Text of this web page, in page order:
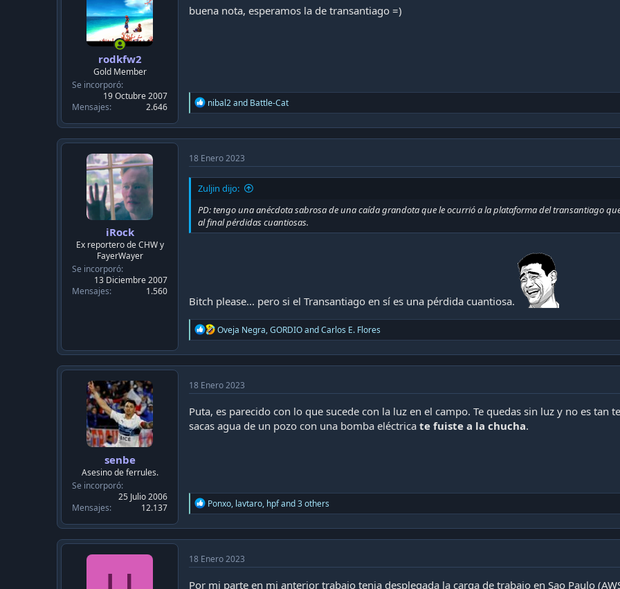
rodkfw2
Gold Member
Se incorporó
19 Octubre 2007
Mensajes
2.646
buena nota, esperamos la de transantiago =)
R
e
i
o
n
s
nibal2and Battle-Cat
iRock
Ex reportero de CHW y
FayerWayer
Se incorporó
13 Diciembre 2007
Mensajes
1.560
18 Enero 2023
Zuljin dijo:
PD: tengo una anécdota sabrosa de una caída grandota que le ocurrió a la plataforma del transantiago
al final pérdidas cuantiosas.
Bitch please... pero si el Transantiago en sí es una pérdida cuantiosa.
R
e
i
o
s
:
Oveja Negra,GORDIOandCarlos E. Flores
senbe
Asesino de ferrules.
Se incorporó
25 Julio 2006
Mensajes
12.137
18 Enero 2023
Puta, es parecido con lo que sucede con la luz en el campo. Te quedas sin luz y no es
sacas agua de un pozo con una bomba eléctrica te fuiste a la chucha.
R
e
i
o
Ponxo, lavtaro, hpfand 3 others
18 Enero 2023
Por mi parte en mi anterior trabajo tenia desplegada la carga de trabajo en Sao Paulo